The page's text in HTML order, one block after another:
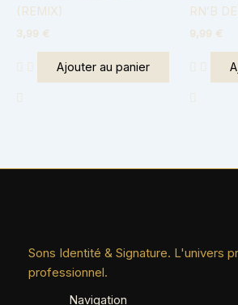
(REMIX)
3,99 €
Ajouter au panier
RN’B
9,99 €
Sons Identité & Signature. L'univers
professionnel.
Navigation